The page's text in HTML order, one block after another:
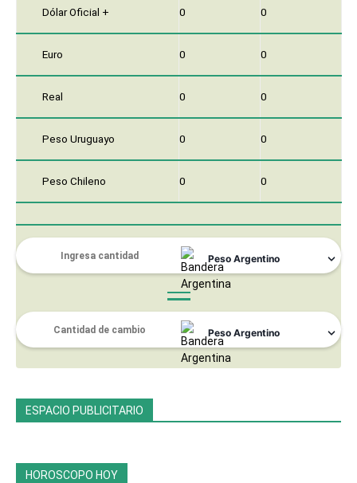
Dólar Oficial + 0 0
Euro 0 0
Real 0 0
Peso Uruguayo 0 0
Peso Chileno 0 0
ESPACIO PUBLICITARIO
HOROSCOPO HOY